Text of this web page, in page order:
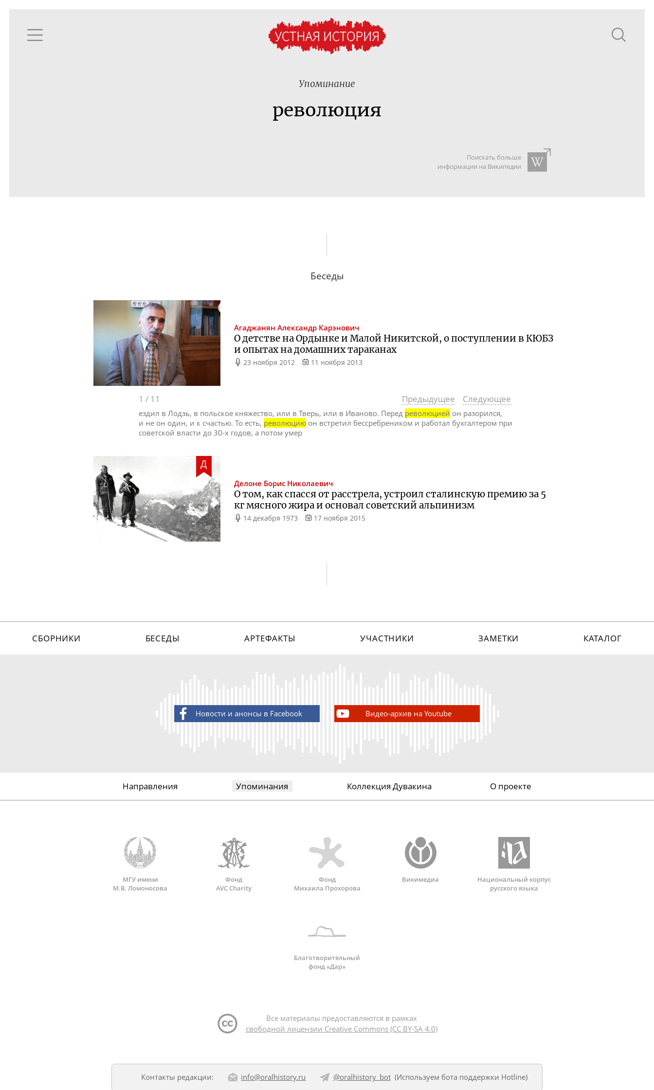
Упоминание
революция
Поискать больше
информации на Википедии
Беседы
Агаджанян Александр Карэнович
О детстве на Ордынке и Малой Никитской, о поступлении в КЮБЗ
и опытах на домашних тараканах
23 ноября 2012 11 ноября 2013
1 / 11 Предыдущее Следующее
ездил в Лодзь, в польское княжество, или в Тверь, или в Иваново. Перед революцией он разорился,
и не он один, и к счастью. То есть, революцию он встретил бессребреником и работал бухгалтером при
советской власти до 30-х годов, а потом умер
Д
Делоне Борис Николаевич
О том, как спасся от расстрела, устроил сталинскую премию за 5
кг мясного жира и основал советский альпинизм
14 декабря 1973 17 ноября 2015
СБОРНИКИ БЕСЕДЫ АРТЕФАКТЫ УЧАСТНИКИ ЗАМЕТКИ КАТАЛОГ
Новости и анонсы в Facebook Видео-архив на Youtube
Направления Упоминания Коллекция Дувакина О проекте
МГУ имени
М.В. Ломоносова
Фонд
AVC Charity
Фонд
Михаила Прохорова
Викимедиа
Национальный корпус
русского языка
Благотворительный
фонд «Дар»
Все материалы предоставляются в рамках
свободной лицензии Creative Commons (CC BY-SA 4.0)
Контакты редакции: info@oralhistory.ru @oralhistory_bot(Используем бота поддержки Hotline)